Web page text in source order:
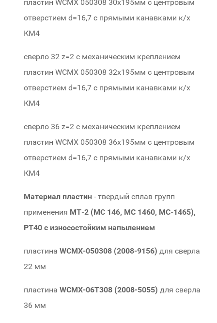
пластин WCMX 050308 30х195мм с центровым
отверстием d=16,7 c прямыми канавками к/х
КМ4
сверло 32 z=2 с механическим креплением
пластин WCMX 050308 32х195мм с центровым
отверстием d=16,7 c прямыми канавками к/х
КМ4
сверло 36 z=2 с механическим креплением
пластин WCMX 050308 36х195мм с центровым
отверстием d=16,7 c прямыми канавками к/х
КМ4
Материал пластин - твердый сплав групп
применения МТ-2 (МС 146, МС 1460, МС-1465),
PT40 с износостойким напылением
пластинаWCMX-050308 (2008-9156)для сверла
22 мм
пластинаWCMX-06T308 (2008-5055)для сверла
36 мм